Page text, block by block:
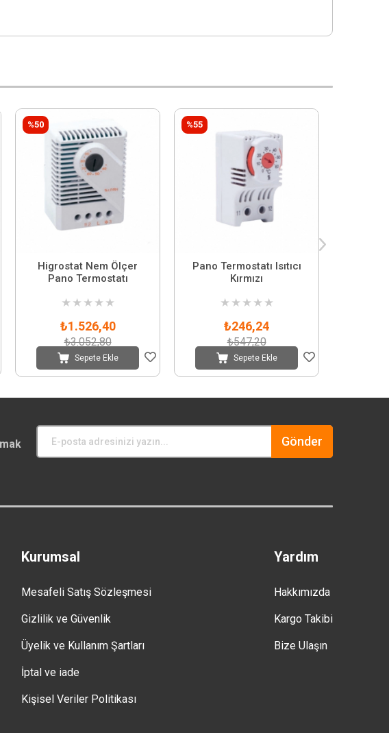
Higrostat Nem Ölçer
Pano Termostatı
★ ★ ★ ★ ★
₺1.526,40
₺3.052,80
Sepete Ekle
%50
Pano Termostatı Isıtıcı
Kırmızı
★ ★ ★ ★ ★
₺246,24
₺547,20
Sepete Ekle
%55
Gönder
Kurumsal
Mesafeli Satış Sözleşmesi
Gizlilik ve Güvenlik
Üyelik ve Kullanım Şartları
İptal ve iade
Kişisel Veriler Politikası
Yardım
Hakkımızda
Kargo Takibi
Bize Ulaşın